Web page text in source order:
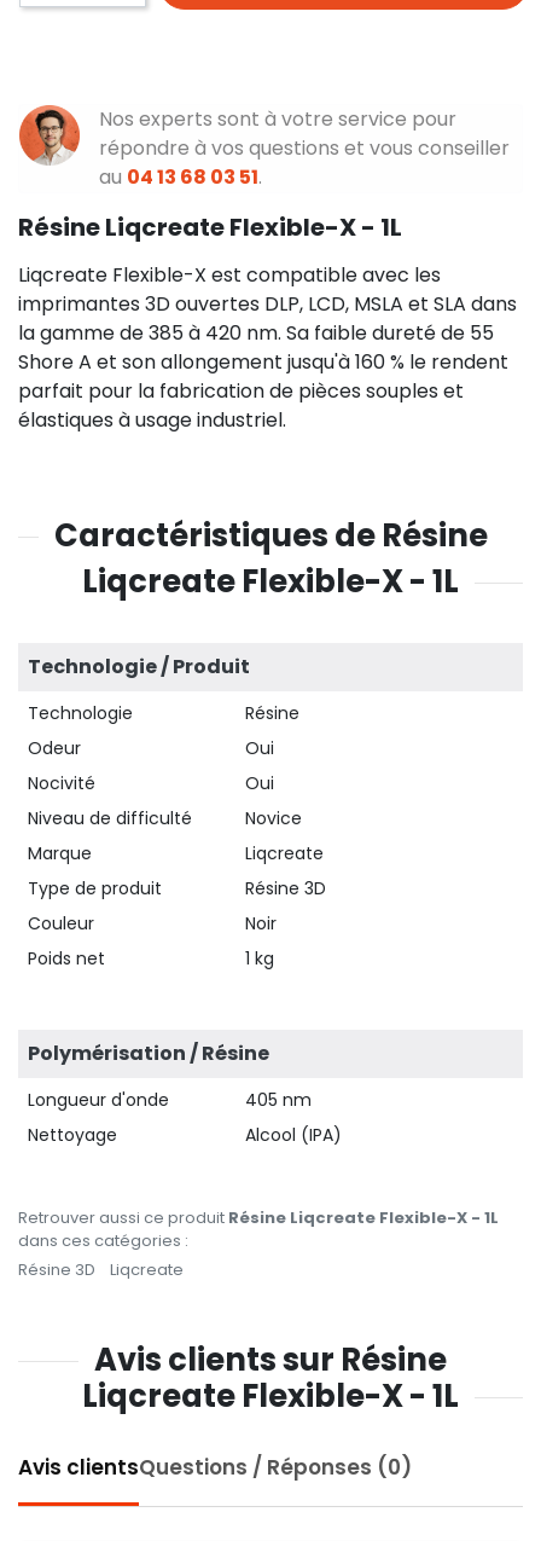
Nos experts sont à votre service pour
répondre à vos questions et vous conseiller
au 04 13 68 03 51.
Résine Liqcreate Flexible-X - 1L
Liqcreate Flexible-X est compatible avec les
imprimantes 3D ouvertes DLP, LCD, MSLA et SLA dans
la gamme de 385 à 420 nm. Sa faible dureté de 55
Shore A et son allongement jusqu'à 160 % le rendent
parfait pour la fabrication de pièces souples et
élastiques à usage industriel.
Caractéristiques de Résine
Liqcreate Flexible-X - 1L
Technologie / Produit
Technologie
Résine
Odeur
Oui
Nocivité
Oui
Niveau de difficulté
Novice
Marque
Liqcreate
Type de produit
Résine 3D
Couleur
Noir
Poids net
1 kg
Polymérisation / Résine
Longueur d'onde
405 nm
Nettoyage
Alcool (IPA)
Retrouver aussi ce produit Résine Liqcreate Flexible-X - 1L
dans ces catégories :
Résine 3D
Liqcreate
Avis clients sur Résine
Liqcreate Flexible-X - 1L
Avis clientsQuestions / Réponses (0)